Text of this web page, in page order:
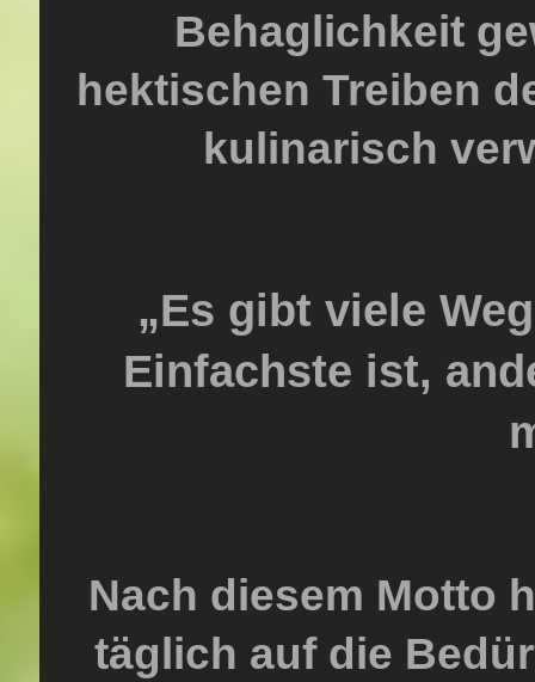
Behaglichkeit
hektischen Treiben
kulinarisch
„Es gibt viele
Einfachste ist,
Nach diesem Motto
täglich auf die